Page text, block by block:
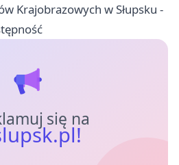
Krajobrazowych w Słupsku -
się na